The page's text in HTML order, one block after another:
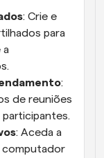
: Crie e
para
a
:
de reuniões
: Aceda a
computador